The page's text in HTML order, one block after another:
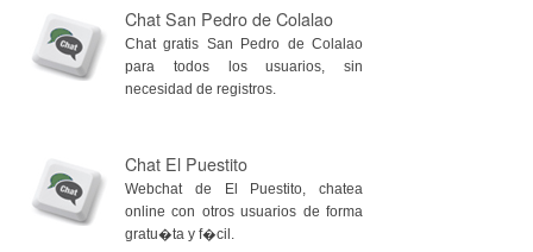
Chat San Pedro de Colalao
Chat gratis San Pedro de Colalao
para todos los usuarios, sin
necesidad de registros.
Chat El Puestito
Webchat de El Puestito, chatea
online con otros usuarios de forma
gratu�ta y f�cil.